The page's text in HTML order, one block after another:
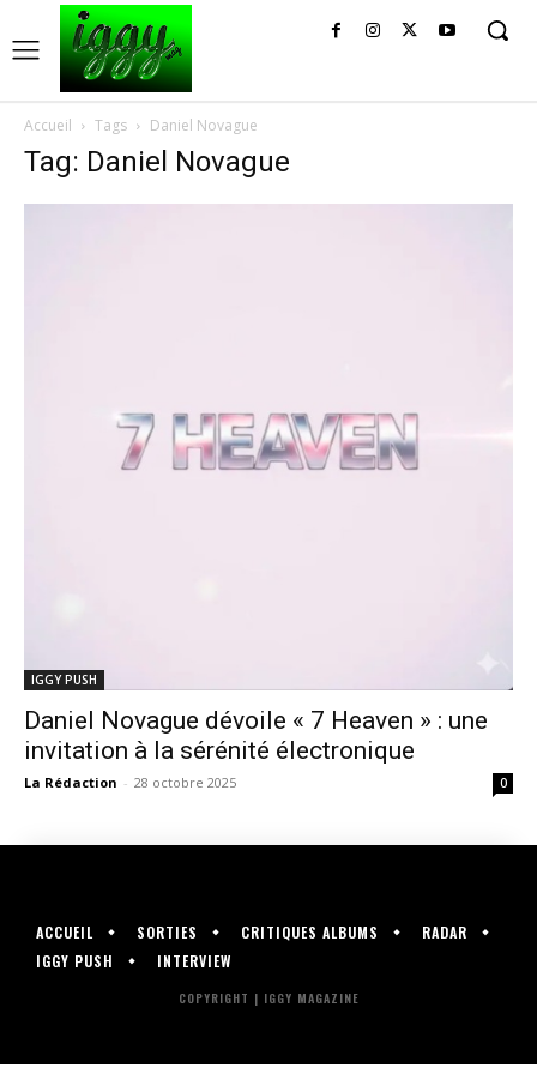
Accueil Tags Daniel Novague
Tag: Daniel Novague
IGGY PUSH
Daniel Novague dévoile « 7 Heaven » : une
invitation à la sérénité électronique
La Rédaction - 28 octobre 2025 0
ACCUEIL SORTIES CRITIQUES ALBUMS
RADAR
IGGY PUSH
INTERVIEW
COPYRIGHT | IGGY MAGAZINE